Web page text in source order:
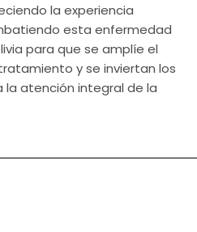
la experiencia
esta enfermedad
para que se amplíe el
y se inviertan los
la atención integral de la